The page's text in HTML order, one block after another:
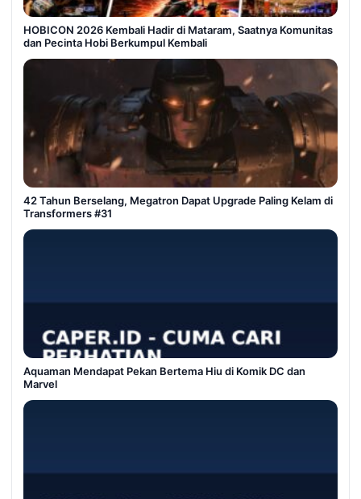
HOBICON 2026 Kembali Hadir di Mataram, Saatnya Komunitas
dan Pecinta Hobi Berkumpul Kembali
42 Tahun Berselang, Megatron Dapat Upgrade Paling Kelam di
Transformers #31
Aquaman Mendapat Pekan Bertema Hiu di Komik DC dan
Marvel